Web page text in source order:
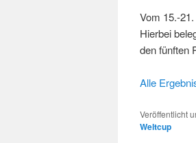
Vom 15.-
Hierbei
den fünften
Alle
Veröffentlicht
Weltcup